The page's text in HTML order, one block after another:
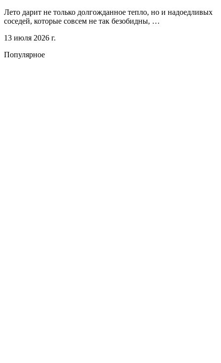
Лето дарит не только долгожданное тепло, но и надоедливых
соседей, которые совсем не так безобидны, …
13 июля 2026 г.
Популярное